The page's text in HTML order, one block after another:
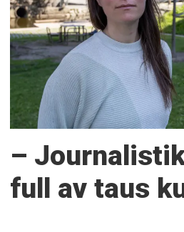
–
full av taus